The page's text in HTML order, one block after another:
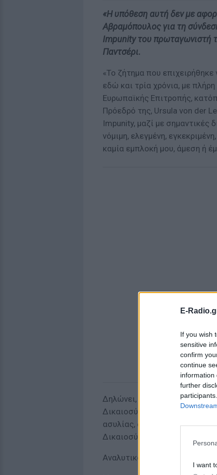
E-
If you wish
sensitive
confirm
continue
information
further
I want
«Η υπόθεση αυτή δεν με
Αβραμόπουλος για τη
Impunity του πρωταγωνιστή
Παντσέρι.
«Το ζήτημα που επιχειρήθηκε
εδώ και τρία χρόνια, με
Ευρωπαϊκής Επιτροπής,
Πρόεδρό της, Ursula von der
Impunity, μαζί με σημαντικές
νόμιμη, ελεγμένη,
καμία εμπλοκή μου, άμεση ή
Δηλώνει, δε, αναφορικά με
Δικαιοσύνη, ότι δεν
ασυλίας, αλλά, αντιθέτως, θα
Δικαιοσύνη, ζητώντας να
Αναλυτικά η δήλωση του